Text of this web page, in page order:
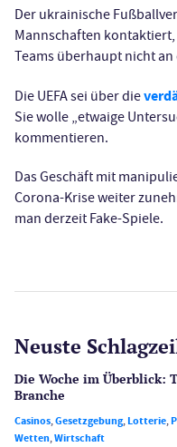
Der ukrainische
Mannschaften
Teams überhaupt nicht
Die UEFA sei über die
Sie wolle „etwaige
kommentieren.
Das Geschäft mit
Corona-Krise weiter
man derzeit Fake-Spiele.
Neuste
Die Woche im Überblick:
Branche
Casinos,Gesetzgebung,Lotterie,
Wetten,Wirtschaft